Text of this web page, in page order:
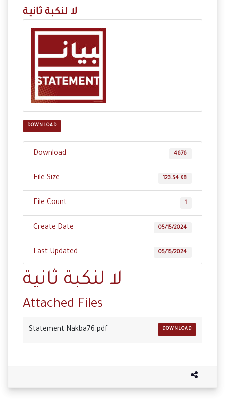
لا لنكبة ثانية
DOWNLOAD
Download 4676
File Size 123.54 KB
File Count 1
Create Date 05/15/2024
Last Updated 05/15/2024
لا لنكبة ثانية
Attached Files
Statement Nakba76.pdf DOWNLOAD